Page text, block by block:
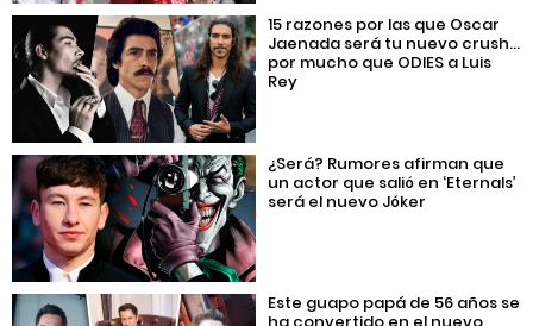
15 razones por las que Oscar
Jaenada será tu nuevo crush…
por mucho que ODIES a Luis
Rey
¿Será? Rumores afirman que
un actor que salió en ‘Eternals’
será el nuevo Jóker
Este guapo papá de 56 años se